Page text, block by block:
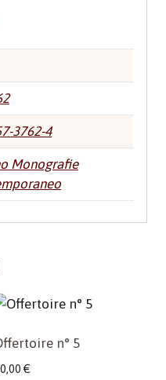
3762-4
Monografie
n° 5
€